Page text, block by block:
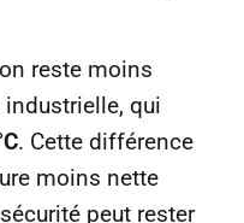
reste moins
qui
. Cette différence
moins nette
peut rester